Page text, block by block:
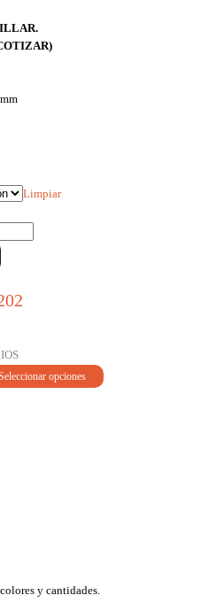
Limpiar
opciones
y cantidades.